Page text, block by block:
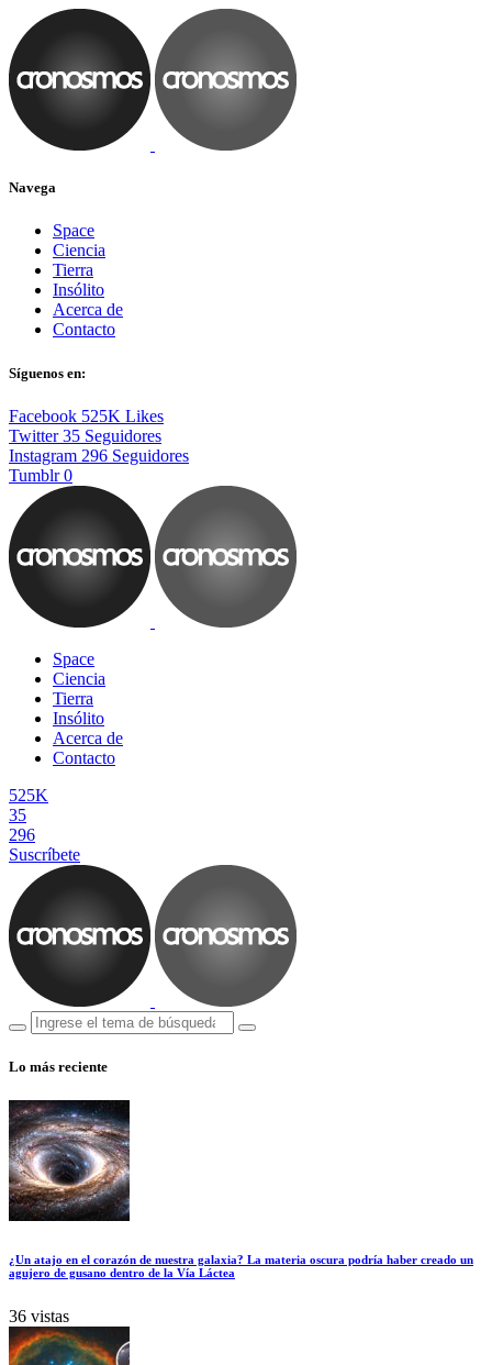
Navega
Space
Ciencia
Tierra
Insólito
Acerca de
Contacto
Síguenos en:
Facebook 525K Likes
Twitter 35 Seguidores
Instagram 296 Seguidores
Tumblr 0
Space
Ciencia
Tierra
Insólito
Acerca de
Contacto
525K
35
296
Suscríbete
Lo más reciente
¿Un atajo en el corazón de nuestra galaxia? La materia oscura podría haber creado un
agujero de gusano dentro de la Vía Láctea
36 vistas